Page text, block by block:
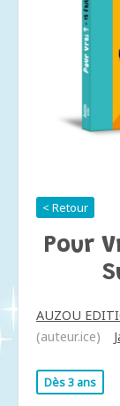
< Retour
Pour
AUZOU
(auteur.ice)
Dès 3 ans